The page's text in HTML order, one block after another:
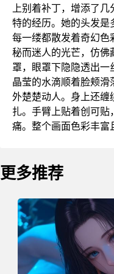
上别着补丁，增添了
特的经历。她的头发是
每一缕都散发着奇幻色
秘而迷人的光芒，仿佛
罩，眼罩下隐隐透出一
晶莹的水滴顺着脸颊滑
外楚楚动人。身上还缠
扎。手臂上贴着创可贴
痛。整个画面色彩丰富
更多推荐